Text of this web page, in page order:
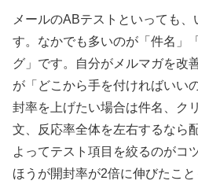
メールのABテストといっても、
す。なかでも多いのが「件名」
グ」です。自分がメルマガを改
が「どこから手を付ければいい
封率を上げたい場合は件名、ク
文、反応率全体を左右するなら
よってテスト項目を絞るのがコ
ほうが開封率が2倍に伸びたこ